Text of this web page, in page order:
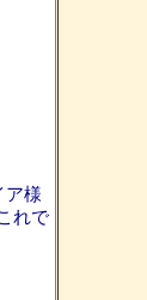
ア様
れで